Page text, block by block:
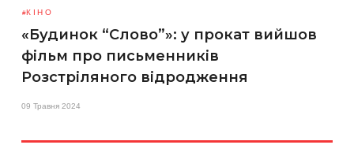
КІНО
«Будинок “Слово”»: у прокат вийшов
фільм про письменників
Розстріляного відродження
09 Травня 2024